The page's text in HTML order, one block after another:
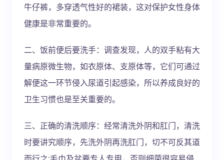
牛仔裤，多穿透气性好的裙装，这对保护女性身体
健康是非常重要的。
二、饭前便后要洗手：调查发现，人的双手粘有大
量病原微生物，如衣原体、支原体等，它们可通过
解便这一环节侵入尿道引起感染，所以养成良好的
卫生习惯也是至关重要的。
三、正确的清洗顺序：经常清洗外阴和肛门，清洗
时要讲究顺序，先洗外阴再洗肛门，切不可反其道